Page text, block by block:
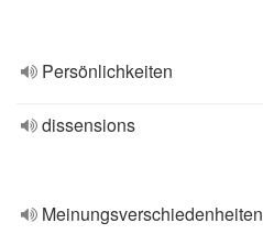
Persönlichkeiten
dissensions
Meinungsverschiedenheiten